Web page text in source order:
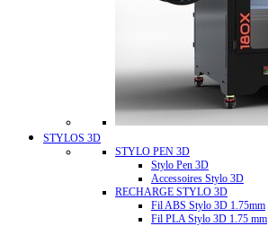
STYLOS 3D
STYLO PEN 3D
Stylo Pen 3D
Accessoires Stylo 3D
RECHARGE STYLO 3D
Fil ABS Stylo 3D 1.75mm
Fil PLA Stylo 3D 1.75 mm